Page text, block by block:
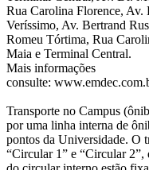
Rua Carolina Florence,
Veríssimo, Av. Bertrand
Romeu Tórtima, Rua
Maia e Terminal Central.
Mais informações
consulte:
Transporte no Campus
por uma linha interna de
pontos da Universidade. O
“Circular 1” e “Circular 2”,